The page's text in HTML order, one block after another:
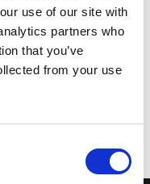
use of our site with
partners who
that you’ve
from your use